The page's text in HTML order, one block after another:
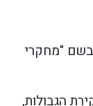
הנקרא בשם "מחקרי
הגבולות,